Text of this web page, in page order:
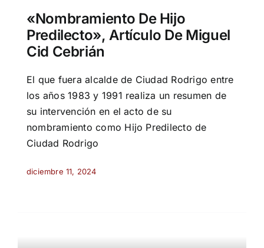
«Nombramiento De Hijo
Predilecto», Artículo De Miguel
Cid Cebrián
El que fuera alcalde de Ciudad Rodrigo entre
los años 1983 y 1991 realiza un resumen de
su intervención en el acto de su
nombramiento como Hijo Predilecto de
Ciudad Rodrigo
diciembre 11, 2024